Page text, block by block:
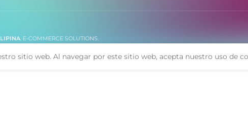
. E-COMMERCE SOLUTIONS.
sitio web. Al navegar por este sitio web, acepta nuestro uso de